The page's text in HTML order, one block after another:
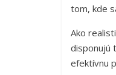
tom, kde
Ako
disponujú
efektívnu